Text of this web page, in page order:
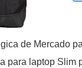
de Mercado
para laptop Slim